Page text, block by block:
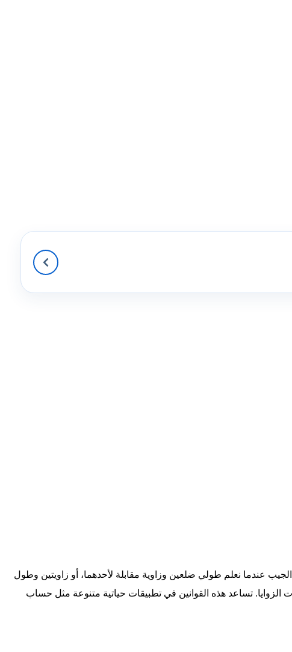
عندما نعلم طولي ضلعين وزاوية مقابلة لأحدهما، أو زاويتين وطول
الزوايا. تساعد هذه القوانين في تطبيقات حياتية متنوعة مثل حساب